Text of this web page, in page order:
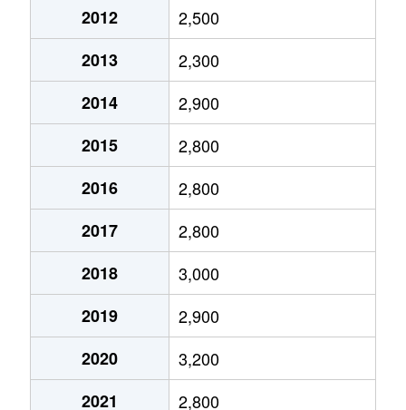
4,600万円 鷺沼
6,000万円 たまプラーザ
3,000万円 たまプラーザ
2,000万円 たまプラーザ
2,200万円 たまプラーザ
3,900万円 たまプラーザ
6,300万円 たまプラーザ
2,600万円 たまプラーザ
4,200万円 たまプラーザ
2012
2,500
2013
2,300
2014
2,900
2015
2,800
2016
2,800
2017
2,800
2018
3,000
2019
2,900
2020
3,200
2021
2,800